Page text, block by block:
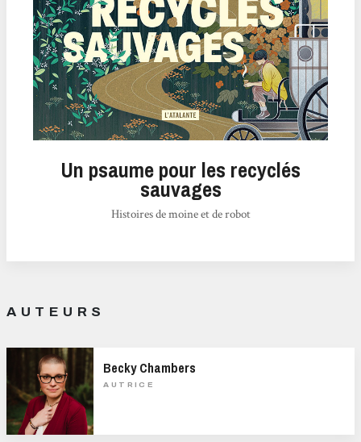
Un psaume pour les recyclés
sauvages
Histoires de moine et de robot
AUTEURS
Becky Chambers
AUTRICE